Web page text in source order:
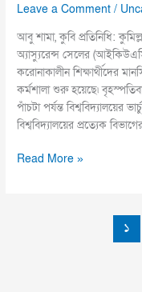
Leave a Comment /
আবু শামা, কুবি প্রতিনিধি:
অ্যাস্যুরেন্স সেলের
করোনাকালীন শিক্ষার্থীদের
কর্মশালা শুরু হয়েছে৷
পাঁচটা পর্যন্ত বিশ্ববিদ্যালয়ের
বিশ্ববিদ্যালয়ের প্রত্যেক
Read More »
১